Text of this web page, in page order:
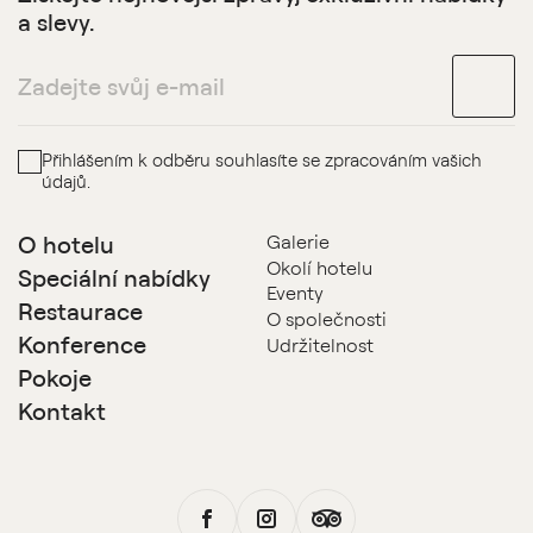
O hotelu
Speciální nabídky
Restaurace
Konference
Pokoje
Kontakt
Galerie
Okolí hotelu
Eventy
O společnosti
Udržitelnost
a slevy.
Přihlášením k odběru souhlasíte se zpracováním vašich
údajů.